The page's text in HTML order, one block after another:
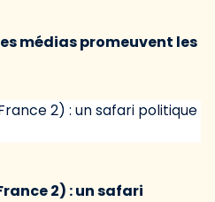
médias promeuvent les
2) : un safari